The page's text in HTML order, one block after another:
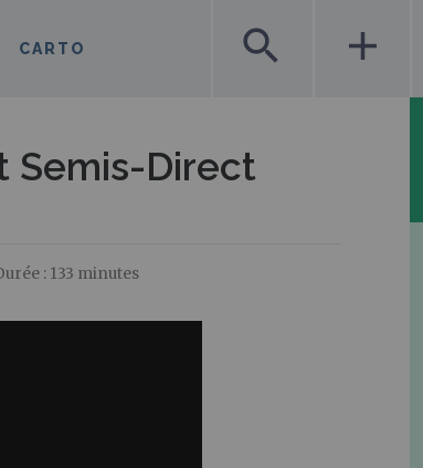
CARTO search add
Semis-Direct
: 133 minutes